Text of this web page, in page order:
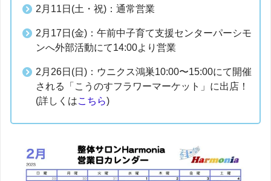
2月11日(土・祝)：通常営業
2月17日(金)：午前中子育て支援センターパーシモ
ンへ外部活動にて14:00より営業
2月26日(日)：ウニクス鴻巣10:00〜15:00にて開催
される「こうのすフラワーマーケット」に出店！
(詳しくはこちら)